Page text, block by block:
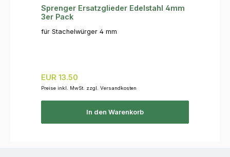
Sprenger Ersatzglieder Edelstahl 4mm
3er Pack
für Stachelwürger 4 mm
Regulärer Preis:
EUR 13.50
Preise inkl. MwSt. zzgl. Versandkosten
In den Warenkorb